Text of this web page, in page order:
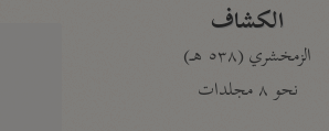
الكشاف
الزمخشري (٥٣٨ هـ)
نحو ٨ مجلدات